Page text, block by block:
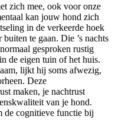
zich mee, ook voor onze
kan jouw hond zich
in de verkeerde hoek
te gaan. Die ’s nachts
gesproken rustig
de eigen tuin of het huis.
lijkt hij soms afwezig,
Deze
maken, je nachtrust
van je hond.
cognitieve functie bij